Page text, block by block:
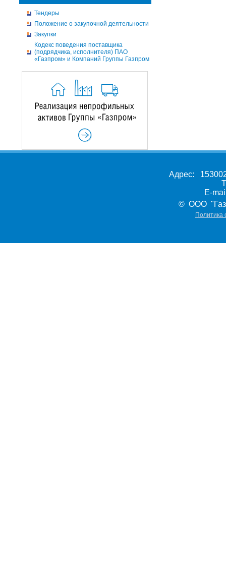
Тендеры
Положение о закупочной деятельности
Закупки
Кодекс поведения поставщика
(подрядчика, исполнителя) ПАО
«Газпром» и Компаний Группы Газпром
Адрес:
E-
© ООО
Политика